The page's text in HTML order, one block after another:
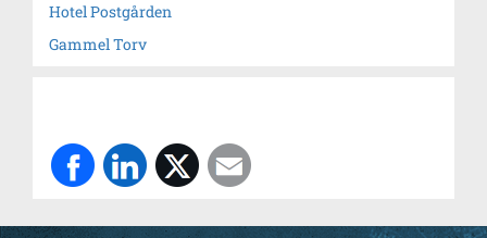
Hotel Postgården
Gammel Torv